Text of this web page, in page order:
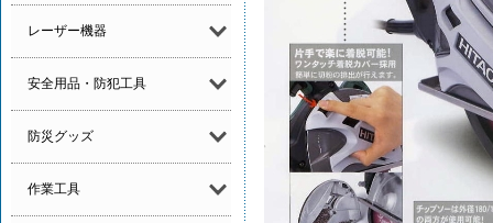
レーザー機器
安全用品・防犯工具
防災グッズ
作業工具